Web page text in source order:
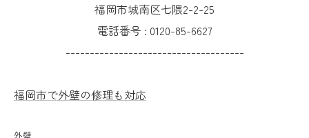
福岡市城南区七隈2-2-25
電話番号 : 0120-85-6627
-------------------------------------
福岡市で外壁の修理も対応
外壁